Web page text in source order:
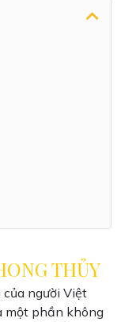
THỦY
của người Việt
một phần không